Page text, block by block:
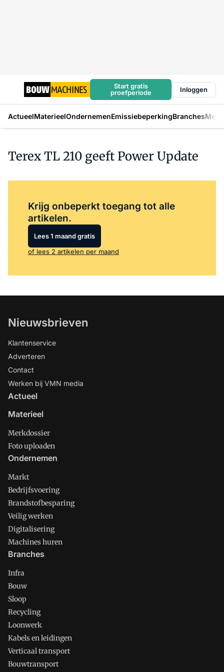
Start gratis
proefperiode
Inloggen
ActueelMaterieelOndernemenEmissiebeperkingBranches
Terex TL 210 geeft Power Update
Krijg onbeperkt toegang tot alle
artikelen.
Lees 1 maand gratis
of lees 2 artikelen per maand
Nieuwsbrieven
Klantenservice
Adverteren
Contact
Werken bij VMN media
Actueel
Materieel
Merkdossier
Foto uploaden
Ondernemen
Markt
Bedrijfsvoering
Brandstofbesparing
Veilig werken
Digitalisering
Machines huren
Branches
Infra
Bouw
Sloop
Recycling
Loonwerk
Kabels en leidingen
Verticaal transport
Bouwtransport